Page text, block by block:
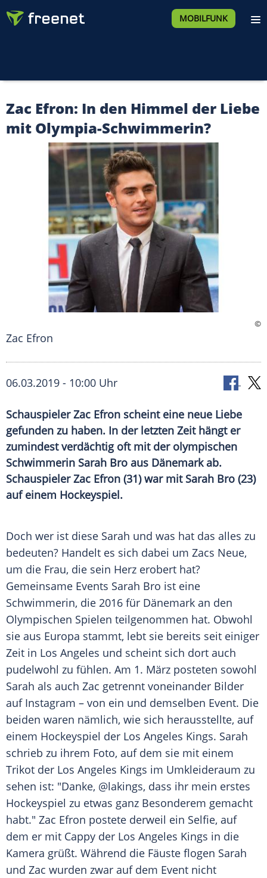
MOBILFUNK
Zac Efron: In den Himmel der Liebe
mit Olympia-Schwimmerin?
©
Zac Efron
06.03.2019 - 10:00 Uhr
Schauspieler Zac Efron scheint eine neue Liebe
gefunden zu haben. In der letzten Zeit hängt er
zumindest verdächtig oft mit der olympischen
Schwimmerin Sarah Bro aus Dänemark ab.
Schauspieler Zac Efron (31) war mit Sarah Bro (23)
auf einem Hockeyspiel.
Doch wer ist diese Sarah und was hat das alles zu
bedeuten? Handelt es sich dabei um Zacs Neue,
um die Frau, die sein Herz erobert hat?
Gemeinsame Events Sarah Bro ist eine
Schwimmerin, die 2016 für Dänemark an den
Olympischen Spielen teilgenommen hat. Obwohl
sie aus Europa stammt, lebt sie bereits seit einiger
Zeit in Los Angeles und scheint sich dort auch
pudelwohl zu fühlen. Am 1. März posteten sowohl
Sarah als auch Zac getrennt voneinander Bilder
auf Instagram – von ein und demselben Event. Die
beiden waren nämlich, wie sich herausstellte, auf
einem Hockeyspiel der Los Angeles Kings. Sarah
schrieb zu ihrem Foto, auf dem sie mit einem
Trikot der Los Angeles Kings im Umkleideraum zu
sehen ist: "Danke, @lakings, dass ihr mein erstes
Hockeyspiel zu etwas ganz Besonderem gemacht
habt." Zac Efron postete derweil ein Selfie, auf
dem er mit Cappy der Los Angeles Kings in die
Kamera grüßt. Während die Fäuste flogen Sarah
und Zac wurden zwar auf dem Event nicht